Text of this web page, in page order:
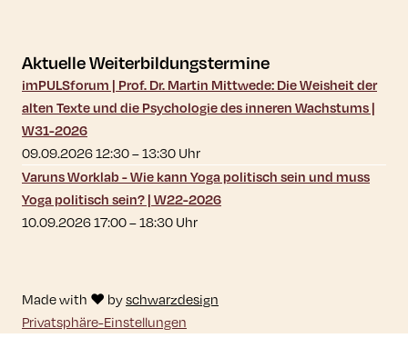
Aktuelle Weiterbildungstermine
imPULSforum | Prof. Dr. Martin Mittwede: Die Weisheit der
alten Texte und die Psychologie des inneren Wachstums |
W31-2026
09.09.2026 12:30–13:30Uhr
Varuns Worklab - Wie kann Yoga politisch sein und muss
Yoga politisch sein? | W22-2026
10.09.2026 17:00–18:30Uhr
Made with ♥ byschwarzdesign
Privatsphäre-Einstellungen